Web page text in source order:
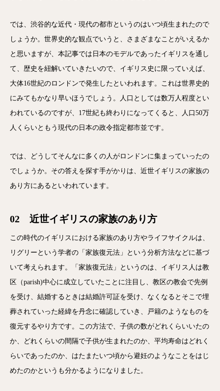
では、渋谷的な近代・現代の都市というのはいつ頃生まれたので
しょうか。世界史的な観点でいうと、さまざまなことがいえるか
と思いますが、本記事では日本のモデルであったイギリスを通し
て、歴史を紐解いていきたいので、イギリス史に限っていえば、
大体16世紀のロンドンで発生したといわれます。これは世界史的
にみてもかなり早いほうでしょう。人口としては数万人程度とい
われているのですが、17世紀も終わりになってくると、人口50万
人くらいともう現代の日本の政令指定都市並です。
では、どうしてそんなに多くの人がロンドンに集まっていったの
でしょうか。その答えを探す手がかりは、近世イギリスの家族の
あり方にあるといわれています。
02 近世イギリスの家族のあり方
この時代のイギリスにおける家族のあり方やライフサイクルは、
リグリーという学者の「家族復元法」という分析方法などに基づ
いて考えられます。「家族復元法」というのは、イギリス人は教
区（parish)中心に成立していたことに注目し、教区の教会で先例
を受け、結婚するときは結婚許可証を受け、なくなるとそこで埋
葬されていった経緯を丹念に確認していき、戸籍のようなものを
復元するやり方です。この方法で、子供の数がどれくらいいたの
か、どれくらいの間隔で子供が生まれたのか、平均寿命はどれく
らいであったのか、はたまたいつ頃から避妊のようなことをはじ
めたのかというも分かるようになりました。